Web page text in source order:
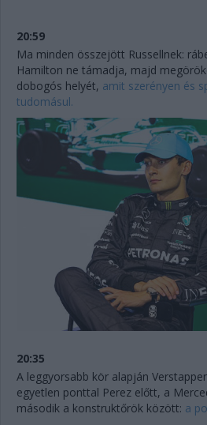
20:59
Ma minden összejött Russellnek:
Hamilton ne támadja, majd
dobogós helyét, amit szerényen és
tudomásul.
20:35
A leggyorsabb kör alapján
egyetlen ponttal Perez előtt, a
második a konstruktőrök között: a